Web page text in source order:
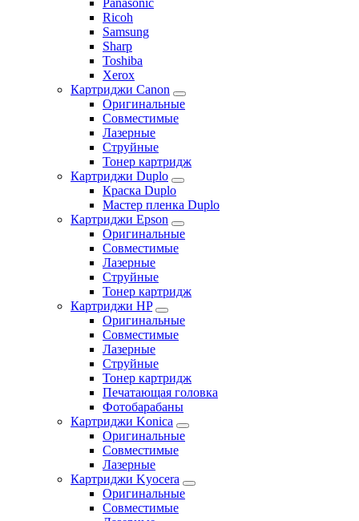
Panasonic
Ricoh
Samsung
Sharp
Toshiba
Xerox
Картриджи Canon
Оригинальные
Совместимые
Лазерные
Струйные
Тонер картридж
Картриджи Duplo
Краска Duplo
Мастер пленка Duplo
Картриджи Epson
Оригинальные
Совместимые
Лазерные
Струйные
Тонер картридж
Картриджи HP
Оригинальные
Совместимые
Лазерные
Струйные
Тонер картридж
Печатающая головка
Фотобарабаны
Картриджи Konica
Оригинальные
Совместимые
Лазерные
Картриджи Kyocera
Оригинальные
Совместимые